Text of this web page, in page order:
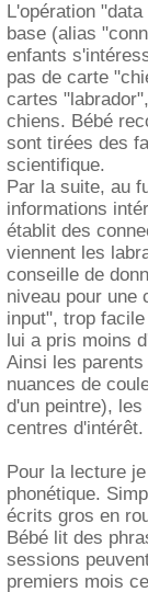
L'opération
base (alias
enfants
pas de carte
cartes
chiens. Bébé
sont tirées des
scientifique.
Par la suite, au
informations
établit des
viennent les
conseille de
niveau pour une
input", trop
lui a pris moins
Ainsi les
nuances de
d'un peintre),
centres d'intérêt.
Pour la lecture
phonétique.
écrits gros en
Bébé lit des
sessions
premiers mois